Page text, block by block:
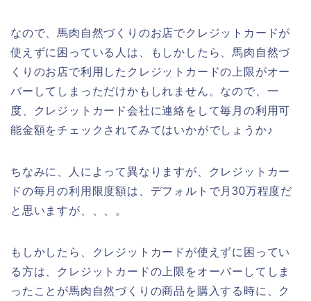
なので、馬肉自然づくりのお店でクレジットカードが
使えずに困っている人は、もしかしたら、馬肉自然づ
くりのお店で利用したクレジットカードの上限がオー
バーしてしまっただけかもしれません。なので、一
度、クレジットカード会社に連絡をして毎月の利用可
能金額をチェックされてみてはいかがでしょうか♪
ちなみに、人によって異なりますが、クレジットカー
ドの毎月の利用限度額は、デフォルトで月30万程度だ
と思いますが、、、。
もしかしたら、クレジットカードが使えずに困ってい
る方は、クレジットカードの上限をオーバーしてしま
ったことが馬肉自然づくりの商品を購入する時に、ク